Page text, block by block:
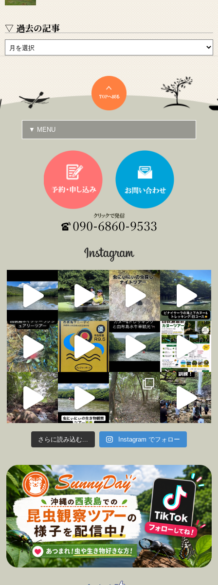
▽ 過去の記事
さらに読み込む... Instagram でフォロー